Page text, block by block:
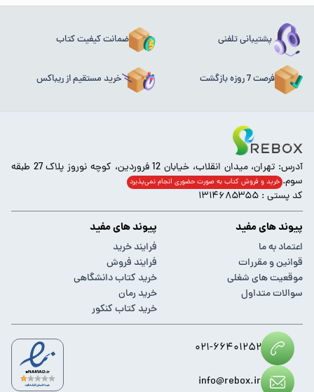
پشتیبانی تلفنی ضمانت کیفیت کتاب
فرصت 7 روزه بازگشت خرید مستقیم از ریباکس
آدرس: تهران، میدان انقلاب، خیابان 12 فروردین، کوچه نوروز پلاک 27 طبقه
سوم. خرید و فروش کتاب به صورت حضوری انجام‌ نمی‌پذیرد
کد پستی : ۱۳۱۴۶۸۵۳۵۵
پیوند های مفید
اعتماد به ما
قوانین و مقررات
موقعیت های شغلی
سوالات متداول
پیوند های مفید
فرایند خرید
فرایند فروش
خرید کتاب دانشگاهی
خرید رمان
خرید کتاب کنکور
۰۲۱-۶۶۴۰۱۲۵۲
info@rebox.ir